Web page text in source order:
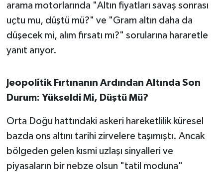
arama motorlarında "Altın fiyatları savaş sonrası
uçtu mu, düştü mü?" ve "Gram altın daha da
düşecek mi, alım fırsatı mı?" sorularına hararetle
yanıt arıyor.
Jeopolitik Fırtınanın Ardından Altında Son
Durum: Yükseldi Mi, Düştü Mü?
Orta Doğu hattındaki askeri hareketlilik küresel
bazda ons altını tarihi zirvelere taşımıştı. Ancak
bölgeden gelen kısmi uzlaşı sinyalleri ve
piyasaların bir nebze olsun "tatil moduna"
OTOMOTİV
Savaştepe
SEYAHAT
SİYASET